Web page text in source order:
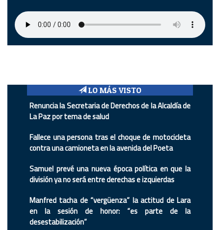
LO MÁS VISTO
Renuncia la Secretaria de Derechos de la Alcaldía de
La Paz por tema de salud
Fallece una persona tras el choque de motocicleta
contra una camioneta en la avenida del Poeta
Samuel prevé una nueva época política en que la
división ya no será entre derechas e izquierdas
Manfred tacha de “vergüenza” la actitud de Lara
en la sesión de honor: “es parte de la
desestabilización”